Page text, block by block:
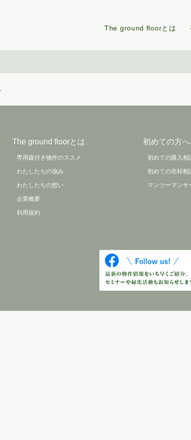
The ground floorとは
The ground floorとは
専用庭付き物件のススメ
わたしたちの強み
わたしたちの想い
企業概要
利用規約
初めての方へ
初めての購入相
初めての売却相
マンツーマンサ